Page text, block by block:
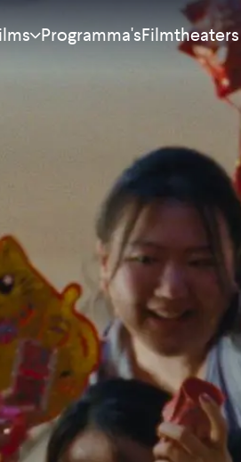
Programma'sFilmtheaters